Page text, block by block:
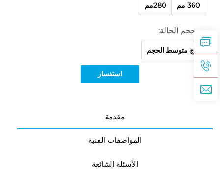
360 مم 280مم
حجم الحالة:
برج متوسط الحجم
استفسار
مقدمة
المواصفات الفنية
الأسئلة الشائعة